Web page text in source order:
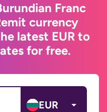
Franc
currency
latest EUR to
for free.
EUR